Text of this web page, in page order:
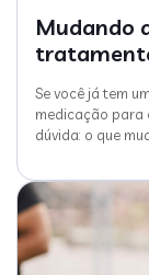
Mudando
Se você já tem
medicação para
dúvida: o que